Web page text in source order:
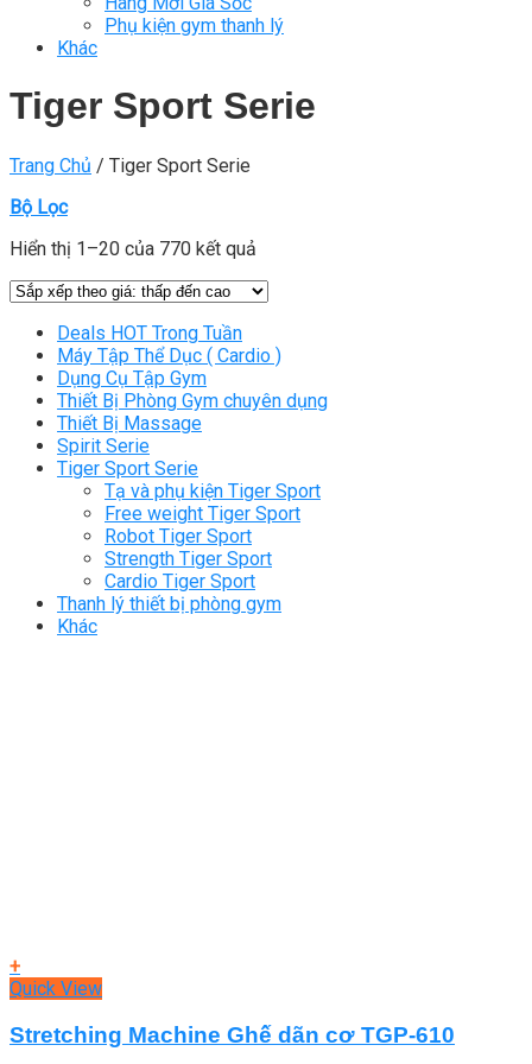
Phụ kiện gym thanh lý
Khác
Tiger Sport Serie
Trang Chủ / Tiger Sport Serie
Bộ Lọc
Hiển thị 1–20 của 770 kết quả
Deals HOT Trong Tuần
Máy Tập Thể Dục ( Cardio )
Dụng Cụ Tập Gym
Thiết Bị Phòng Gym chuyên dụng
Thiết Bị Massage
Spirit Serie
Tiger Sport Serie
Tạ và phụ kiện Tiger Sport
Free weight Tiger Sport
Robot Tiger Sport
Strength Tiger Sport
Cardio Tiger Sport
Thanh lý thiết bị phòng gym
Khác
+
Quick View
Stretching Machine Ghế dãn cơ TGP-610